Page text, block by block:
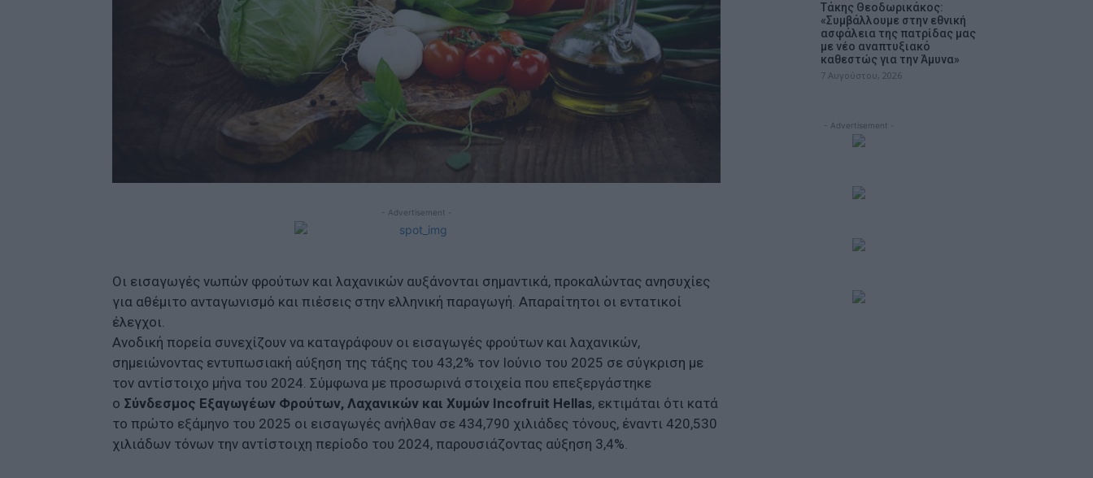
- Advertisement -
Οι εισαγωγές νωπών φρούτων και λαχανικών αυξάνονται σημαντικά, προκαλώντας ανησυχίες
για αθέμιτο ανταγωνισμό και πιέσεις στην ελληνική παραγωγή. Απαραίτητοι οι εντατικοί
έλεγχοι.
Ανοδική πορεία συνεχίζουν να καταγράφουν οι εισαγωγές φρούτων και λαχανικών,
σημειώνοντας εντυπωσιακή αύξηση της τάξης του 43,2% τον Ιούνιο του 2025 σε σύγκριση με
τον αντίστοιχο μήνα του 2024. Σύμφωνα με προσωρινά στοιχεία που επεξεργάστηκε
ο Σύνδεσμος Εξαγωγέων Φρούτων, Λαχανικών και Χυμών Incofruit Hellas, εκτιμάται ότι κατά
το πρώτο εξάμηνο του 2025 οι εισαγωγές ανήλθαν σε 434,790 χιλιάδες τόνους, έναντι 420,530
χιλιάδων τόνων την αντίστοιχη περίοδο του 2024, παρουσιάζοντας αύξηση 3,4%.
Τάκης Θεοδωρικάκος:
«Συμβάλλουμε στην εθνική
ασφάλεια της πατρίδας μας
με νέο αναπτυξιακό
καθεστώς για την Άμυνα»
7 Αυγούστου, 2026
- Advertisement -